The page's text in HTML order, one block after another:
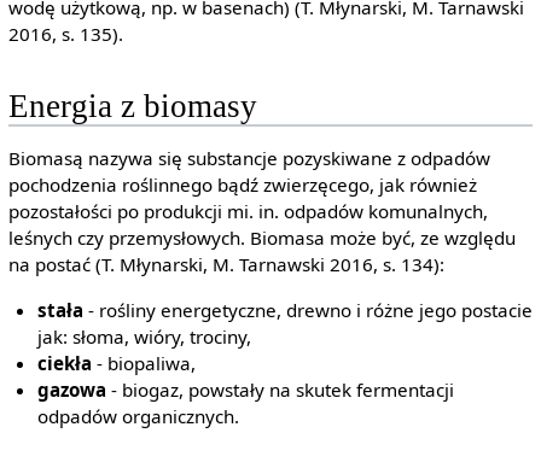
wodę użytkową, np. w basenach) (T. Młynarski, M. Tarnawski
2016, s. 135).
Energia z biomasy
Biomasą nazywa się substancje pozyskiwane z odpadów
pochodzenia roślinnego bądź zwierzęcego, jak również
pozostałości po produkcji mi. in. odpadów komunalnych,
leśnych czy przemysłowych. Biomasa może być, ze względu
na postać (T. Młynarski, M. Tarnawski 2016, s. 134):
stała - rośliny energetyczne, drewno i różne jego postacie
jak: słoma, wióry, trociny,
ciekła - biopaliwa,
gazowa - biogaz, powstały na skutek fermentacji
odpadów organicznych.